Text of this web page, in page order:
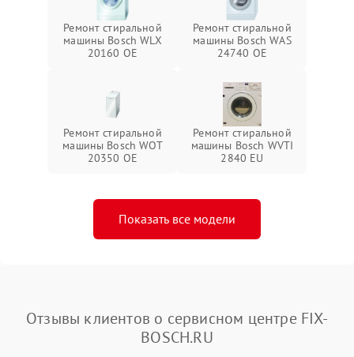
Ремонт стиральной
машины Bosch WLX
20160 OE
Ремонт стиральной
машины Bosch WAS
24740 OE
Ремонт стиральной
машины Bosch WOT
20350 OE
Ремонт стиральной
машины Bosch WVTI
2840 EU
Показать все модели
Отзывы клиентов о сервисном центре FIX-
BOSCH.RU